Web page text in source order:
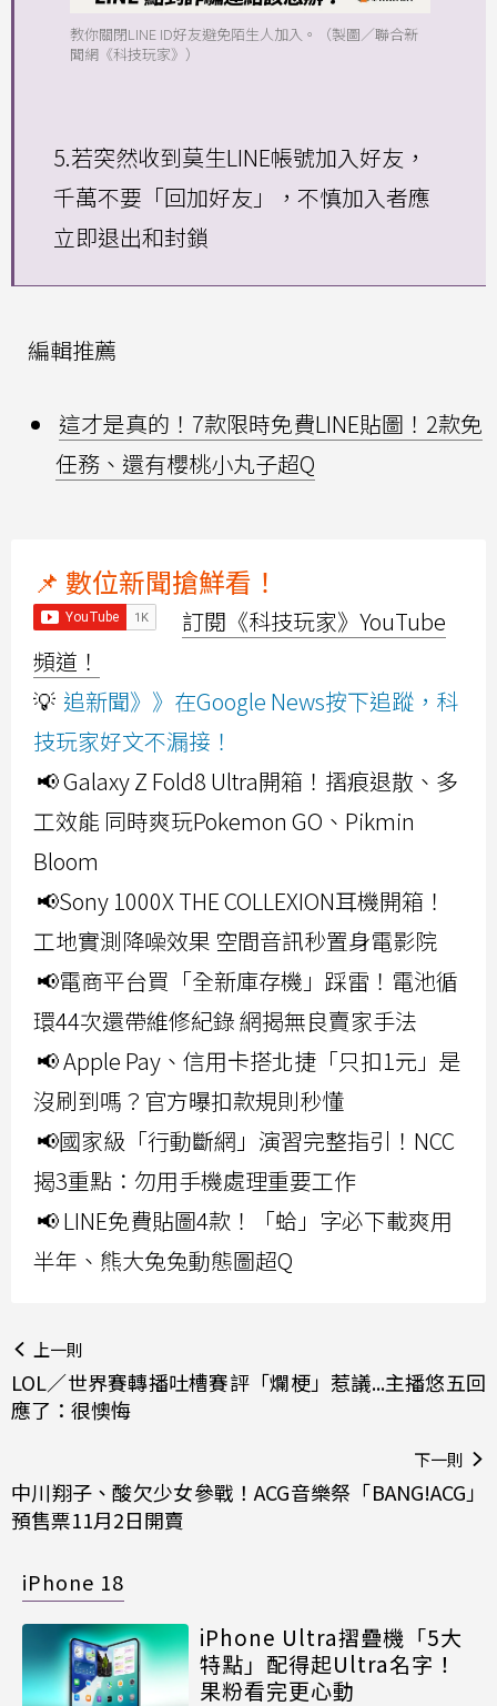
教你關閉LINE ID好友避免陌生人加入。（製圖／聯合新
聞網《科技玩家》）
5.若突然收到莫生LINE帳號加入好友，
千萬不要「回加好友」，不慎加入者應
立即退出和封鎖
編輯推薦
這才是真的！7款限時免費LINE貼圖！2款免
任務、還有櫻桃小丸子超Q
📌 數位新聞搶鮮看！
訂閱《科技玩家》YouTube
頻道！
💡 追新聞》》在Google News按下追蹤，科
技玩家好文不漏接！
📢 Galaxy Z Fold8 Ultra開箱！摺痕退散、多
工效能 同時爽玩Pokemon GO、Pikmin
Bloom
📢Sony 1000X THE COLLEXION耳機開箱！
工地實測降噪效果 空間音訊秒置身電影院
📢電商平台買「全新庫存機」踩雷！電池循
環44次還帶維修紀錄 網揭無良賣家手法
📢 Apple Pay、信用卡搭北捷「只扣1元」是
沒刷到嗎？官方曝扣款規則秒懂
📢國家級「行動斷網」演習完整指引！NCC
揭3重點：勿用手機處理重要工作
📢 LINE免費貼圖4款！「蛤」字必下載爽用
半年、熊大兔兔動態圖超Q
上一則
LOL／世界賽轉播吐槽賽評「爛梗」惹議...主播悠五回
應了：很懊悔
下一則
中川翔子、酸欠少女參戰！ACG音樂祭「BANG!ACG」
預售票11月2日開賣
iPhone 18
iPhone Ultra摺疊機「5大
特點」配得起Ultra名字！
果粉看完更心動